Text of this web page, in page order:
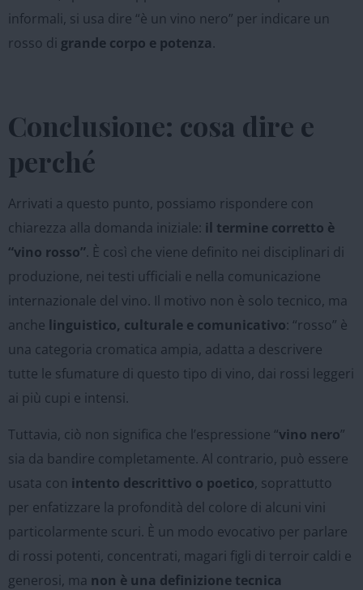
informali, si usa dire “è un vino nero” per indicare un
rosso di grande corpo e potenza.
Conclusione: cosa dire e
perché
Arrivati a questo punto, possiamo rispondere con
chiarezza alla domanda iniziale: il termine corretto è
“vino rosso”. È così che viene definito nei disciplinari di
produzione, nei testi ufficiali e nella comunicazione
internazionale del vino. Il motivo non è solo tecnico, ma
anche linguistico, culturale e comunicativo: “rosso” è
una categoria cromatica ampia, adatta a descrivere
tutte le sfumature di questo tipo di vino, dai rossi leggeri
ai più cupi e intensi.
Tuttavia, ciò non significa che l’espressione “vino nero”
sia da bandire completamente. Al contrario, può essere
usata con intento descrittivo o poetico, soprattutto
per enfatizzare la profondità del colore di alcuni vini
particolarmente scuri. È un modo evocativo per parlare
di rossi potenti, concentrati, magari figli di terroir caldi e
generosi, ma non è una definizione tecnica